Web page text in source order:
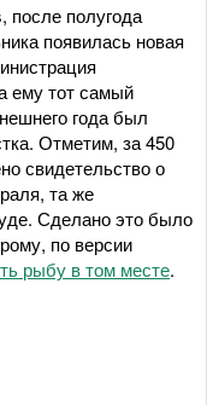
после полугода
появилась новая
ему тот самый
года был
Отметим, за 450
свидетельство о
та же
Сделано это было
по версии
рыбу в том месте.